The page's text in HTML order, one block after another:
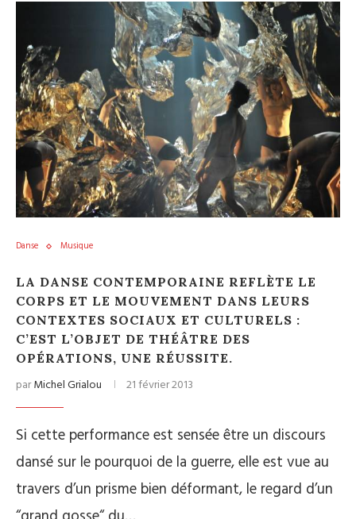
Danse Musique
LA DANSE CONTEMPORAINE REFLÈTE LE
CORPS ET LE MOUVEMENT DANS LEURS
CONTEXTES SOCIAUX ET CULTURELS :
C’EST L’OBJET DE THÉÂTRE DES
OPÉRATIONS, UNE RÉUSSITE.
parMichel Grialou 21 février 2013
Si cette performance est sensée être un discours
dansé sur le pourquoi de la guerre, elle est vue au
travers d’un prisme bien déformant, le regard d’un